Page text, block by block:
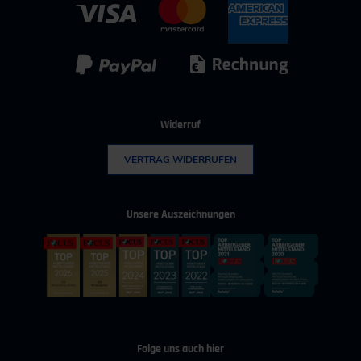
IT & Digitalisierung
Technischer Vertrieb
Widerruf
VERTRAG WIDERRUFEN
Unsere Auszeichnungen
Folge uns auch hier